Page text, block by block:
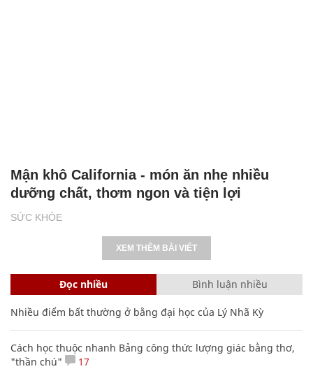
SỨC KHỎE
Mận khô California - món ăn nhẹ nhiều
dưỡng chất, thơm ngon và tiện lợi
XEM THÊM BÀI VIẾT
Đọc nhiều Bình luận nhiều
Nhiều điểm bất thường ở bằng đại học của Lý Nhã Kỳ
Cách học thuộc nhanh Bảng công thức lượng giác bằng thơ,
"thần chú"
17